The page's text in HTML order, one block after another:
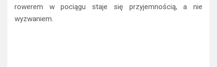
rowerem w pociągu staje się przyjemnością, a nie
wyzwaniem.